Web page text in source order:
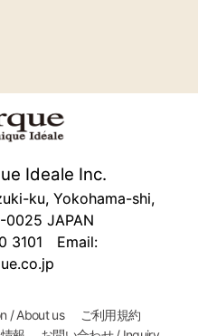
Ideale Inc.
ku, Yokohama-shi,
0025 JAPAN
3101 Email:
/ About us
ご利用規約